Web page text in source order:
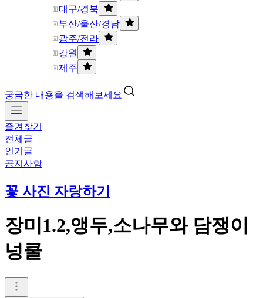
대구/경북
부산/울산/경남
광주/전라
강원
제주
궁금한 내용을 검색해보세요
즐겨찾기
전체글
인기글
공지사항
꽃 사진 자랑하기
장미1.2,앵두,소나무와 담쟁이
넝쿨